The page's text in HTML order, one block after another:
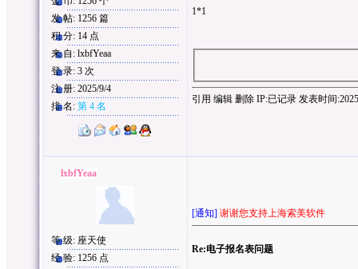
发 帖: 1256 篇
积 分: 14 点
来 自: lxbfYeaa
登 录: 3 次
注 册: 2025/9/4
排 名: 第 4 名
1*1
引用 编辑 删除 IP:已记录 发表时间
lxbfYeaa
等 级: 座天使
经 验: 1256 点
[通知] 谢谢您支持上海索美软件
Re:电子报名表问题